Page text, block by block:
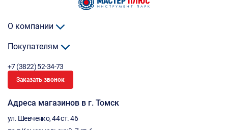
О компании
Покупателям
+7 (3822) 52-34-73
Заказать звонок
Адреса магазинов в г. Томск
ул. Шевченко, 44 ст. 46